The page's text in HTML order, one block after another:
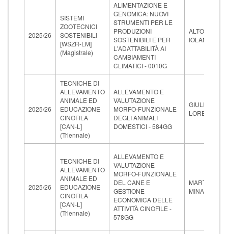
2025/26
SISTEMI
ZOOTECNICI
SOSTENIBILI
[WSZR-LM]
(Magistrale)
ALIMENTAZIONE E
GENOMICA: NUOVI
STRUMENTI PER LE
PRODUZIONI
SOSTENIBILI E PER
L'ADATTABILITÀ AI
CAMBIAMENTI
CLIMATICI - 0010G
ALTOMONTE
IOLANDA
2025/26
TECNICHE DI
ALLEVAMENTO
ANIMALE ED
EDUCAZIONE
CINOFILA
[CAN-L]
(Triennale)
ALLEVAMENTO E
VALUTAZIONE
MORFO-FUNZIONALE
DEGLI ANIMALI
DOMESTICI - 584GG
GIULIOTTI
LORELLA
2025/26
TECNICHE DI
ALLEVAMENTO
ANIMALE ED
EDUCAZIONE
CINOFILA
[CAN-L]
(Triennale)
ALLEVAMENTO E
VALUTAZIONE
MORFO-FUNZIONALE
DEL CANE E
GESTIONE
ECONOMICA DELLE
ATTIVITÀ CINOFILE -
578GG
MARTINI
MINA